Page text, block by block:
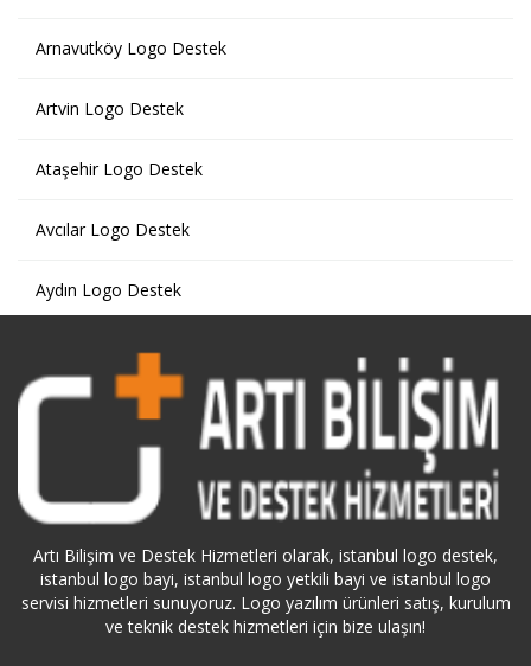
Arnavutköy Logo Destek
Artvin Logo Destek
Ataşehir Logo Destek
Avcılar Logo Destek
Aydın Logo Destek
Bağcılar Logo Destek
Bahçelievler Logo Destek
Balıkesir Logo Destek
Bartın Logo Destek
Artı Bilişim ve Destek Hizmetleri olarak, istanbul logo destek,
istanbul logo bayi, istanbul logo yetkili bayi ve istanbul logo
servisi hizmetleri sunuyoruz. Logo yazılım ürünleri satış, kurulum
ve teknik destek hizmetleri için bize ulaşın!